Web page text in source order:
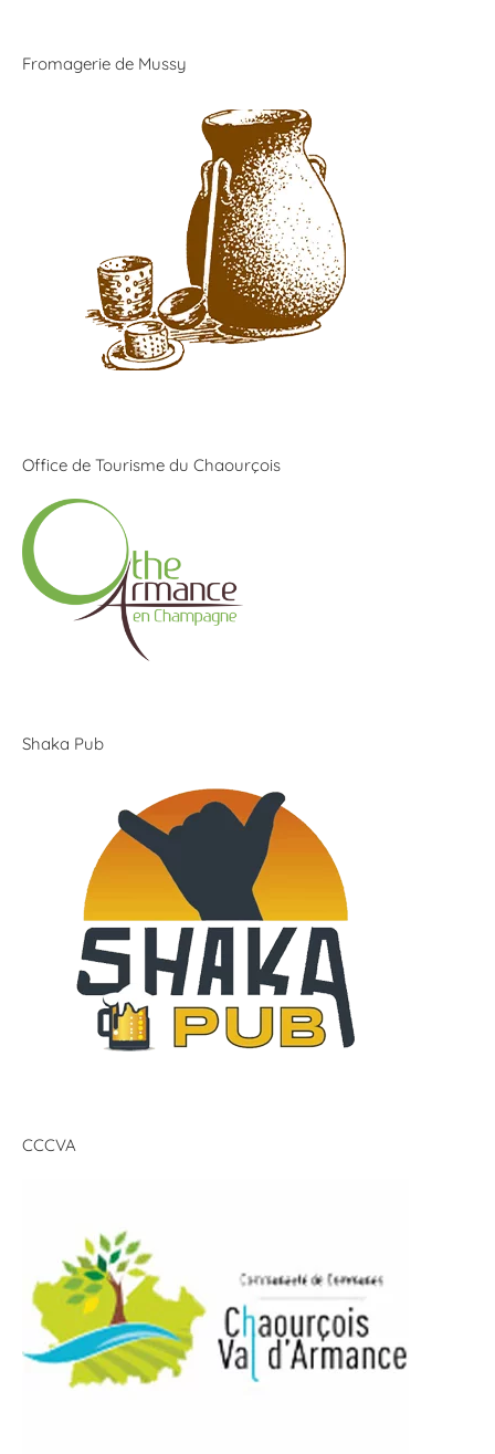
Fromagerie de Mussy
Office de Tourisme du Chaourçois
Shaka Pub
CCCVA